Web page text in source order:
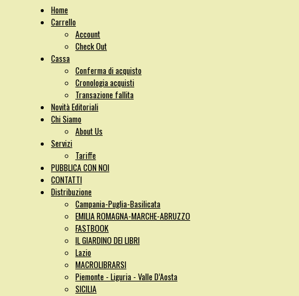
Home
Carrello
Account
Check Out
Cassa
Conferma di acquisto
Cronologia acquisti
Transazione fallita
Novità Editoriali
Chi Siamo
About Us
Servizi
Tariffe
PUBBLICA CON NOI
CONTATTI
Distribuzione
Campania-Puglia-Basilicata
EMILIA ROMAGNA-MARCHE-ABRUZZO
FASTBOOK
IL GIARDINO DEI LIBRI
Lazio
MACROLIBRARSI
Piemonte - Liguria - Valle D’Aosta
SICILIA